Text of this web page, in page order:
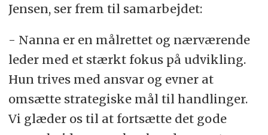
Jensen, ser frem til samarbejdet:
- Nanna er en målrettet og nærværende
leder med et stærkt fokus på udvikling.
Hun trives med ansvar og evner at
omsætte strategiske mål til handlinger.
Vi glæder os til at fortsætte det gode